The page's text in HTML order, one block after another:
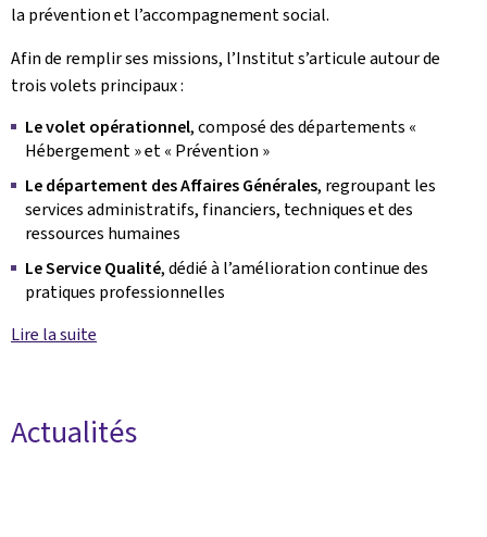
la prévention et l’accompagnement social.
Afin de remplir ses missions, l’Institut s’articule autour de
trois volets principaux :
Le volet opérationnel, composé des départements «
Hébergement » et « Prévention »
Le département des Affaires Générales, regroupant les
services administratifs, financiers, techniques et des
ressources humaines
Le Service Qualité, dédié à l’amélioration continue des
pratiques professionnelles
Lire la suite
Actualités